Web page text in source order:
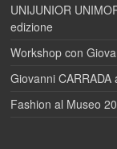
UNIJUNIOR
edizione
Workshop con
Giovanni
Fashion al Museo